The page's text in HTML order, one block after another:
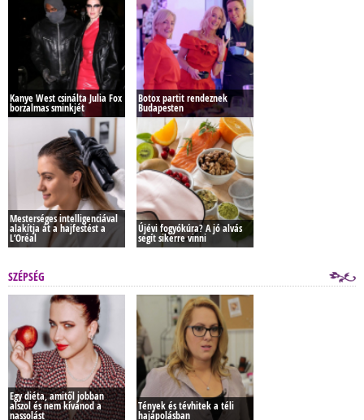
Kanye West csinálta Julia Fox
borzalmas sminkjét
Botox partit rendeznek
Budapesten
Mesterséges intelligenciával
alakítja át a hajfestést a
L’Oréal
Újévi fogyókúra? A jó alvás
segít sikerre vinni
SZÉPSÉG
Egy diéta, amitől jobban
alszol és nem kívánod a
nassolást
Tények és tévhitek a téli
hajápolásban